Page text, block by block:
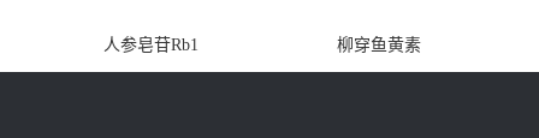
人参皂苷Rb1 柳穿鱼黄素